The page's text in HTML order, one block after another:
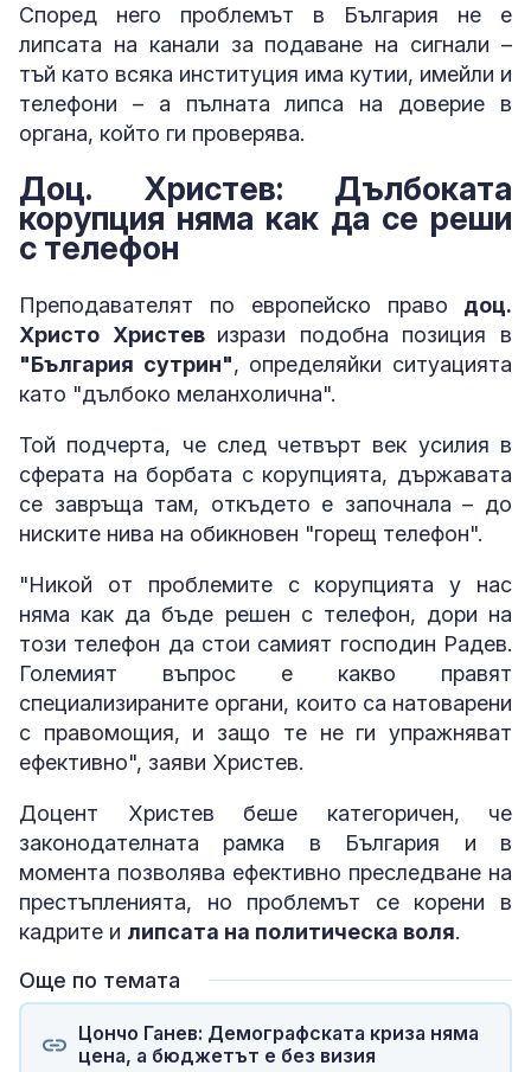
Според него проблемът в България не е
липсата на канали за подаване на сигнали –
тъй като всяка институция има кутии, имейли и
телефони – а пълната липса на доверие в
органа, който ги проверява.
Доц. Христев: Дълбоката
корупция няма как да се реши
с телефон
Преподавателят по европейско право доц.
Христо Христев изрази подобна позиция в
"България сутрин", определяйки ситуацията
като "дълбоко меланхолична".
Той подчерта, че след четвърт век усилия в
сферата на борбата с корупцията, държавата
се завръща там, откъдето е започнала – до
ниските нива на обикновен "горещ телефон".
"Никой от проблемите с корупцията у нас
няма как да бъде решен с телефон, дори на
този телефон да стои самият господин Радев.
Големият въпрос е какво правят
специализираните органи, които са натоварени
с правомощия, и защо те не ги упражняват
ефективно", заяви Христев.
Доцент Христев беше категоричен, че
законодателната рамка в България и в
момента позволява ефективно преследване на
престъпленията, но проблемът се корени в
кадрите и липсата на политическа воля.
Още по темата
Цончо Ганев: Демографската криза няма
цена, а бюджетът е без визия